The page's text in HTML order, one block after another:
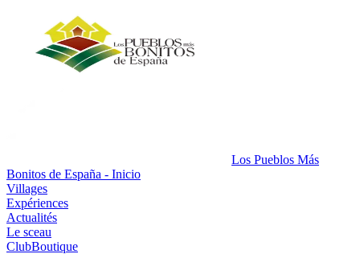
Los Pueblos Más
Bonitos de España - Inicio
Villages
Expériences
Actualités
Le sceau
ClubBoutique